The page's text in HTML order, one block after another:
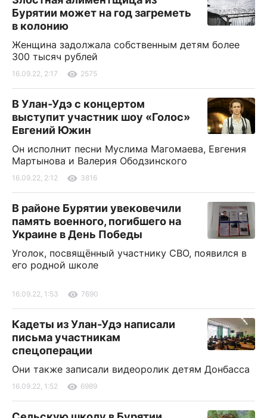
Бурятии может на год загреметь
в колонию
Женщина задолжала собственным детям более
300 тысяч рублей
16.09.22, 2:17 2575
В Улан-Удэ с концертом
выступит участник шоу «Голос»
Евгений Южин
Он исполнит песни Муслима Магомаева, Евгения
Мартынова и Валерия Ободзинского
16.09.22, 2:12 3816
В районе Бурятии увековечили
память военного, погибшего на
Украине в День Победы
Уголок, посвящённый участнику СВО, появился в
его родной школе
16.09.22, 1:53 7690
Кадеты из Улан-Удэ написали
письма участникам
спецоперации
Они также записали видеоролик детям Донбасса
16.09.22, 1:52 6989